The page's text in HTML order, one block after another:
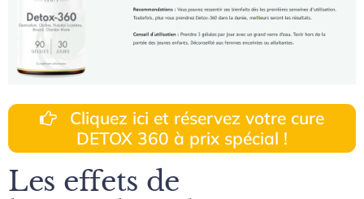
Cliquez ici et réservez votre cure
DETOX 360 à prix spécial !
Les effets de